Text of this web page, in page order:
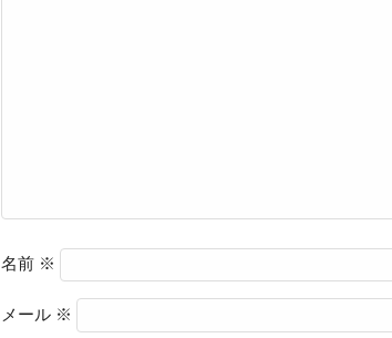
名前 ※
メール ※